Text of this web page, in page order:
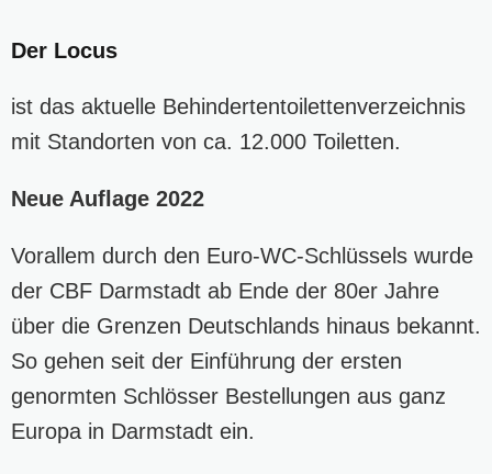
Der Locus
ist das aktuelle Behindertentoilettenverzeichnis
mit Standorten von ca. 12.000 Toiletten.
Neue Auflage 2022
Vorallem durch den Euro-WC-Schlüssels wurde
der CBF Darmstadt ab Ende der 80er Jahre
über die Grenzen Deutschlands hinaus bekannt.
So gehen seit der Einführung der ersten
genormten Schlösser Bestellungen aus ganz
Europa in Darmstadt ein.